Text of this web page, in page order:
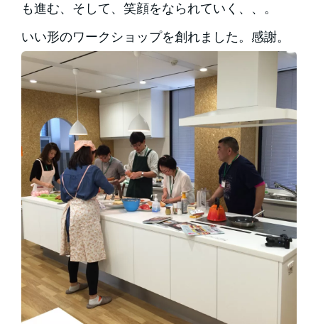
も進む、そして、笑顔をなられていく、、。
いい形のワークショップを創れました。感謝。